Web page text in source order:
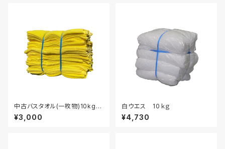
中古バスタオル(一枚物)10kgセ
ット
¥3,000
白ウエス 10ｋｇ
¥4,730